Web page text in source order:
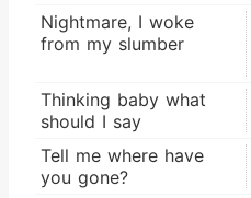
Nightmare, I woke
from my slumber
Thinking baby what
should I say
Tell me where have
you gone?